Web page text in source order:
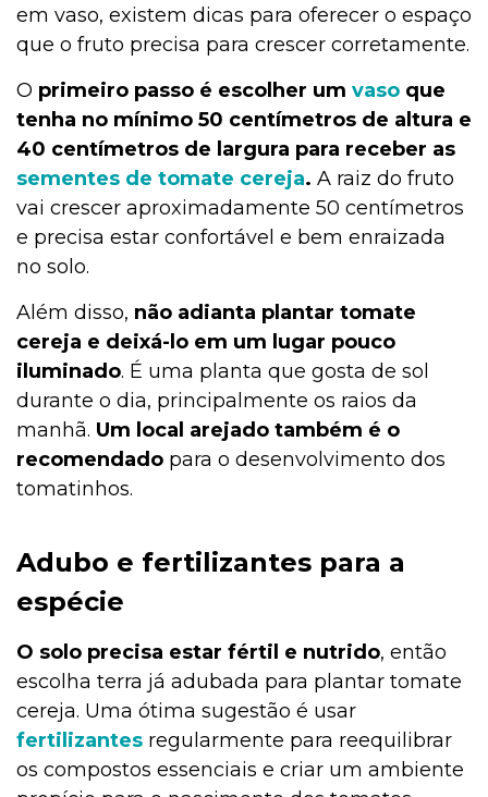
em vaso, existem dicas para oferecer o espaço
que o fruto precisa para crescer corretamente.
O primeiro passo é escolher um vaso que
tenha no mínimo 50 centímetros de altura e
40 centímetros de largura para receber as
sementes de tomate cereja. A raiz do fruto
vai crescer aproximadamente 50 centímetros
e precisa estar confortável e bem enraizada
no solo.
Além disso, não adianta plantar tomate
cereja e deixá-lo em um lugar pouco
iluminado. É uma planta que gosta de sol
durante o dia, principalmente os raios da
manhã. Um local arejado também é o
recomendado para o desenvolvimento dos
tomatinhos.
Adubo e fertilizantes para a
espécie
O solo precisa estar fértil e nutrido, então
escolha terra já adubada para plantar tomate
cereja. Uma ótima sugestão é usar
fertilizantes regularmente para reequilibrar
os compostos essenciais e criar um ambiente